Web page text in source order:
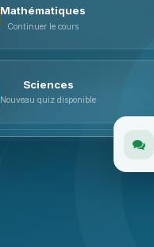
Mathématiques
Continuer le cours
Sciences
Nouveau quiz disponible